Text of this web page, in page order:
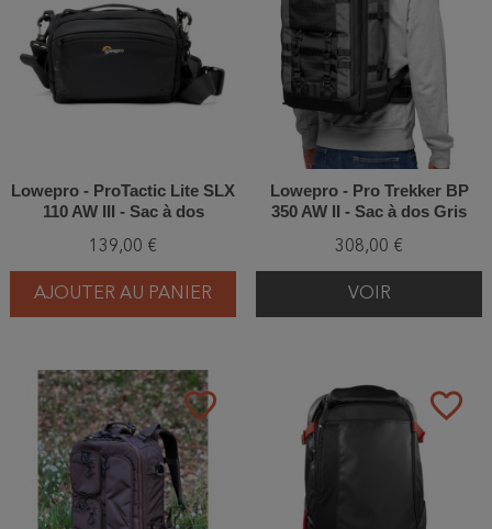
Lowepro - ProTactic Lite SLX
110 AW III - Sac à dos
139,00 €
AJOUTER AU PANIER
Lowepro - Pro Trekker BP
350 AW II - Sac à dos Gris
308,00 €
VOIR
favorite_border favorite_border